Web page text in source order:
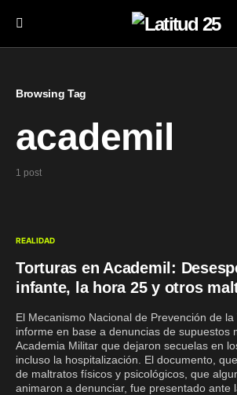
Browsing Tag
academil
1 post
REALIDAD
Torturas en Academil:
infante, la hora 25 y otros
El Mecanismo Nacional de Prevención de
informe en base a denuncias de supuestos
Academia Militar que dejaron secuelas en
incluso la hospitalización. El documento,
de maltratos físicos y psicológicos, que
animaron a denunciar, fue presentado ante